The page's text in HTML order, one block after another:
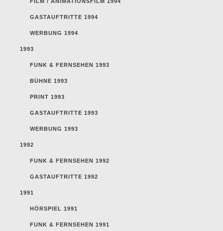
GASTAUFTRITTE 1994
WERBUNG 1994
1993
FUNK & FERNSEHEN 1993
BÜHNE 1993
PRINT 1993
GASTAUFTRITTE 1993
WERBUNG 1993
1992
FUNK & FERNSEHEN 1992
GASTAUFTRITTE 1992
1991
HÖRSPIEL 1991
FUNK & FERNSEHEN 1991